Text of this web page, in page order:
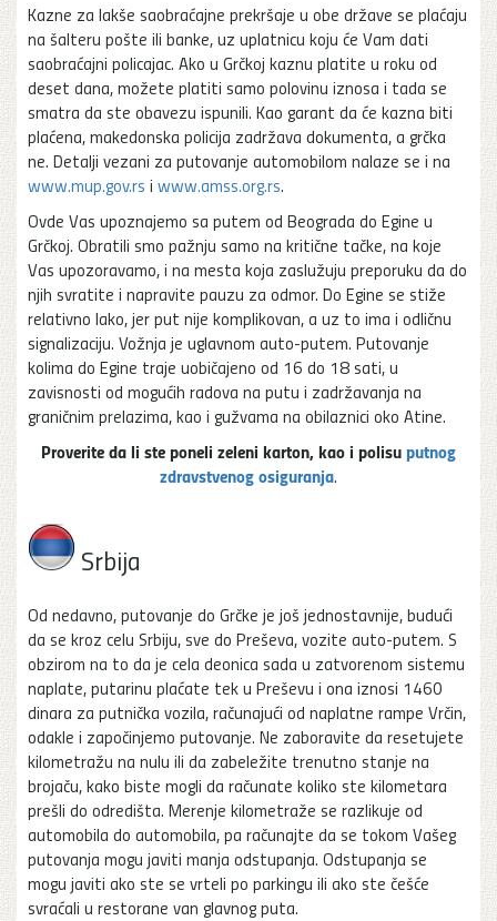
Kazne za lakše saobraćajne prekršaje u obe države se plaćaju
na šalteru pošte ili banke, uz uplatnicu koju će Vam dati
saobraćajni policajac. Ako u Grčkoj kaznu platite u roku od
deset dana, možete platiti samo polovinu iznosa i tada se
smatra da ste obavezu ispunili. Kao garant da će kazna biti
plaćena, makedonska policija zadržava dokumenta, a grčka
ne. Detalji vezani za putovanje automobilom nalaze se i na
www.mup.gov.rs i www.amss.org.rs.
Ovde Vas upoznajemo sa putem od Beograda do Egine u
Grčkoj. Obratili smo pažnju samo na kritične tačke, na koje
Vas upozoravamo, i na mesta koja zaslužuju preporuku da do
njih svratite i napravite pauzu za odmor. Do Egine se stiže
relativno lako, jer put nije komplikovan, a uz to ima i odličnu
signalizaciju. Vožnja je uglavnom auto-putem. Putovanje
kolima do Egine traje uobičajeno od 16 do 18 sati, u
zavisnosti od mogućih radova na putu i zadržavanja na
graničnim prelazima, kao i gužvama na obilaznici oko Atine.
Proverite da li ste poneli zeleni karton, kao i polisuputnog
zdravstvenog osiguranja.
Srbija
Od nedavno, putovanje do Grčke je još jednostavnije, budući
da se kroz celu Srbiju, sve do Preševa, vozite auto-putem. S
obzirom na to da je cela deonica sada u zatvorenom sistemu
naplate, putarinu plaćate tek u Preševu i ona iznosi 1460
dinara za putnička vozila, računajući od naplatne rampe Vrčin,
odakle i započinjemo putovanje. Ne zaboravite da resetujete
kilometražu na nulu ili da zabeležite trenutno stanje na
brojaču, kako biste mogli da računate koliko ste kilometara
prešli do odredišta. Merenje kilometraže se razlikuje od
automobila do automobila, pa računajte da se tokom Vašeg
putovanja mogu javiti manja odstupanja. Odstupanja se
mogu javiti ako ste se vrteli po parkingu ili ako ste češće
svraćali u restorane van glavnog puta.